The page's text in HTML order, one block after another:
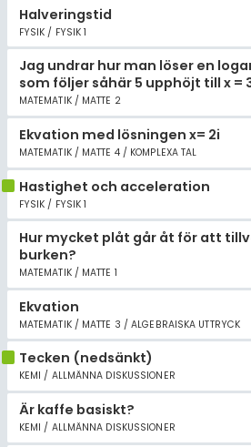
Halveringstid
FYSIK / FYSIK 1
Jag undrar hur man löser en
som följer såhär 5 upphöjt till x =
MATEMATIK / MATTE 2
Ekvation med lösningen x= 2i
MATEMATIK / MATTE 4 / KOMPLEXA TAL
Hastighet och acceleration
FYSIK / FYSIK 1
Hur mycket plåt går åt för att
burken?
MATEMATIK / MATTE 1
Ekvation
MATEMATIK / MATTE 3 / ALGEBRAISKA UTTRYCK
Tecken (nedsänkt)
KEMI / ALLMÄNNA DISKUSSIONER
Är kaffe basiskt?
KEMI / ALLMÄNNA DISKUSSIONER